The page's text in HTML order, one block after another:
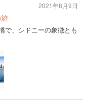
で、シドニーの象徴とも
2021年8月9日